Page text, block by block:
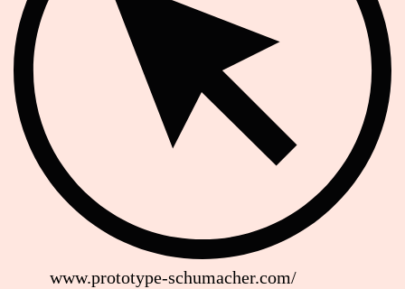
www.prototype-schumacher.com/